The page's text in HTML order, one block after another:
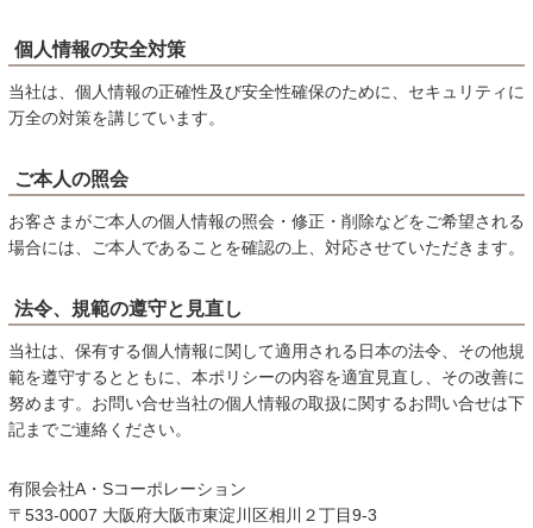
個人情報の安全対策
当社は、個人情報の正確性及び安全性確保のために、セキュリティに
万全の対策を講じています。
ご本人の照会
お客さまがご本人の個人情報の照会・修正・削除などをご希望される
場合には、ご本人であることを確認の上、対応させていただきます。
法令、規範の遵守と見直し
当社は、保有する個人情報に関して適用される日本の法令、その他規
範を遵守するとともに、本ポリシーの内容を適宜見直し、その改善に
努めます。お問い合せ当社の個人情報の取扱に関するお問い合せは下
記までご連絡ください。
有限会社A・Sコーポレーション
〒533-0007 大阪府大阪市東淀川区相川２丁目9-3